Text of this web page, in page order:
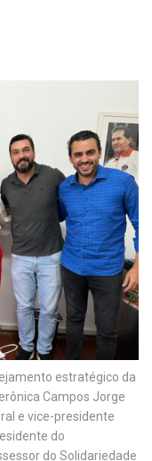
estratégico da
Campos Jorge
e vice-presidente
do
do Solidariedade